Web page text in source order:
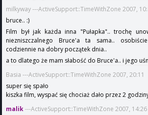
milkyway ---ActiveSupport::TimeWithZone 2007,
bruce.. :)
Film był jak każda inna "Pułapka".. trochę
niezniszczalnego Bruce'a ta sama..
codziennie na dobry początek dnia..
a to dlatego że mam słabość do Bruce'a.. i jego
Basia ---ActiveSupport::TimeWithZone 2007, 20:11
super się spało
kiszka film, wyspać się chociaż dało przez 2
malik---ActiveSupport::TimeWithZone 2007, 14:26